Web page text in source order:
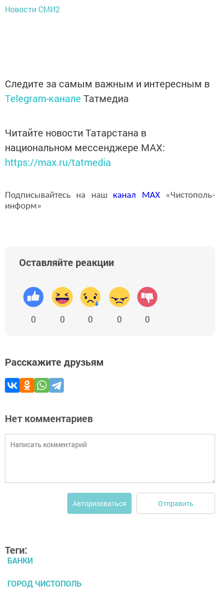
Новости СМИ2
Следите за самым важным и интересным в
Telegram-канале Татмедиа
Читайте новости Татарстана в
национальном мессенджере MАХ:
https://max.ru/tatmedia
Подписывайтесь на наш канал MAX«Чистополь-
информ»
Оставляйте реакции
0 0 0 0 0
Расскажите друзьям
Нет комментариев
Авторизоваться Отправить
Теги:
БАНКИ
ГОРОД ЧИСТОПОЛЬ